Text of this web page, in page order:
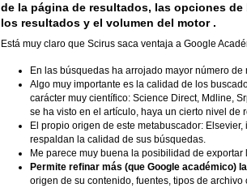
de la página de resultados, las opciones
los resultados y el volumen del motor .
Está muy claro que Scirus saca ventaja a Google
En las búsquedas ha arrojado mayor número de
Algo muy importante es la calidad de los
carácter muy científico: Science Direct, Mdline,
se ha visto en el artículo, haya un cierto nivel de
El propio origen de este metabuscador:
respaldan la calidad de sus búsquedas.
Me parece muy buena la posibilidad de exportar
Permite refinar más (que Google académico)
origen de su contenido, fuentes, tipos de